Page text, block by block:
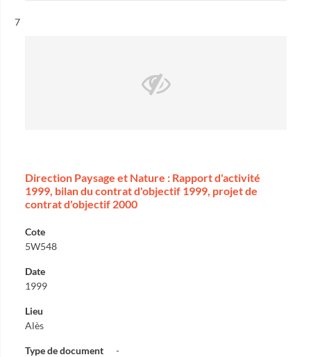
Résultat n°
7
Direction Paysage et Nature : Rapport d'activité
1999, bilan du contrat d'objectif 1999, projet de
contrat d'objectif 2000
Cote
5W548
Date
1999
Lieu
Alès
Type de document -